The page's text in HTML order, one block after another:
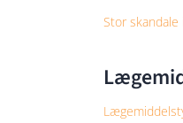
Stor